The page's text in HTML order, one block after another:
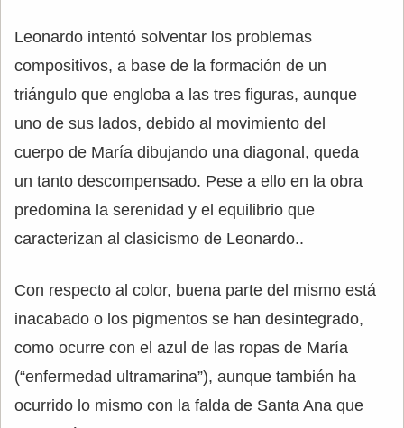
Leonardo intentó solventar los problemas
compositivos, a base de la formación de un
triángulo que engloba a las tres figuras, aunque
uno de sus lados, debido al movimiento del
cuerpo de María dibujando una diagonal, queda
un tanto descompensado. Pese a ello en la obra
predomina la serenidad y el equilibrio que
caracterizan al clasicismo de Leonardo..
Con respecto al color, buena parte del mismo está
inacabado o los pigmentos se han desintegrado,
como ocurre con el azul de las ropas de María
(“enfermedad ultramarina”), aunque también ha
ocurrido lo mismo con la falda de Santa Ana que